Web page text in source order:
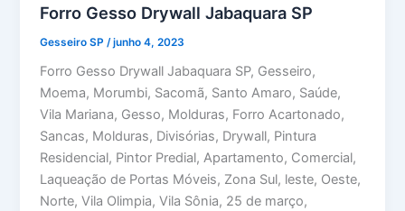
Forro Gesso Drywall Jabaquara SP
Gesseiro SP /junho 4, 2023
Forro Gesso Drywall Jabaquara SP, Gesseiro,
Moema, Morumbi, Sacomã, Santo Amaro, Saúde,
Vila Mariana, Gesso, Molduras, Forro Acartonado,
Sancas, Molduras, Divisórias, Drywall, Pintura
Residencial, Pintor Predial, Apartamento, Comercial,
Laqueação de Portas Móveis, Zona Sul, leste, Oeste,
Norte, Vila Olimpia, Vila Sônia, 25 de março,